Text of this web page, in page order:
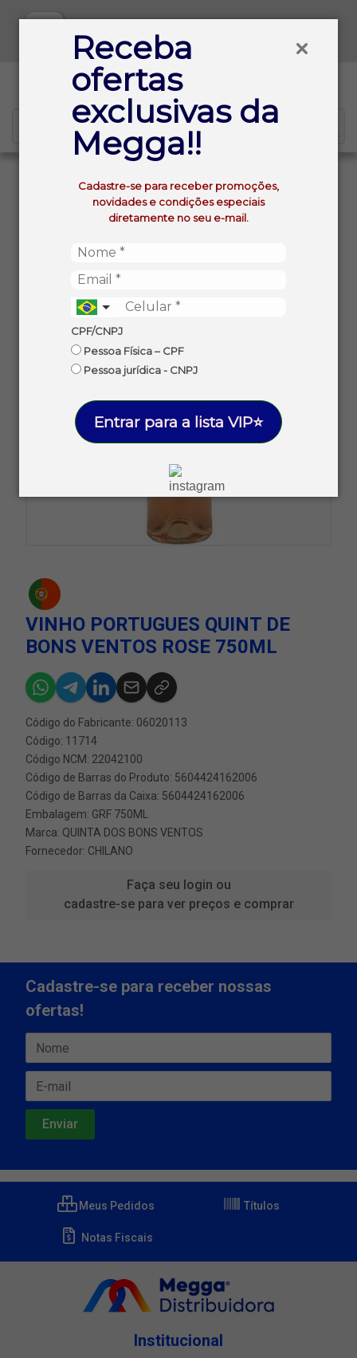
Receba
ofertas
exclusivas da
Megga!!
Cadastre-se para receber promoções,
novidades e condições especiais
diretamente no seu e-mail.
CPF/CNPJ
Pessoa Física – CPF
Pessoa jurídica - CNPJ
Entrar para a lista VIP⭐
VINHO PORTUGUES QUINT DE BONS VENTOS ROSE
VINHO PORTUGUES QUINT DE
BONS VENTOS ROSE 750ML
Código do Fabricante: 06020113
Código: 11714
Código NCM: 22042100
Código de Barras do Produto: 5604424162006
Código de Barras da Caixa: 5604424162006
Embalagem: GRF 750ML
Marca: QUINTA DOS BONS VENTOS
Fornecedor: CHILANO
Faça seu login ou
cadastre-se para ver preços e comprar
Cadastre-se para receber nossas
ofertas!
Meus Pedidos Títulos
Notas Fiscais
Institucional